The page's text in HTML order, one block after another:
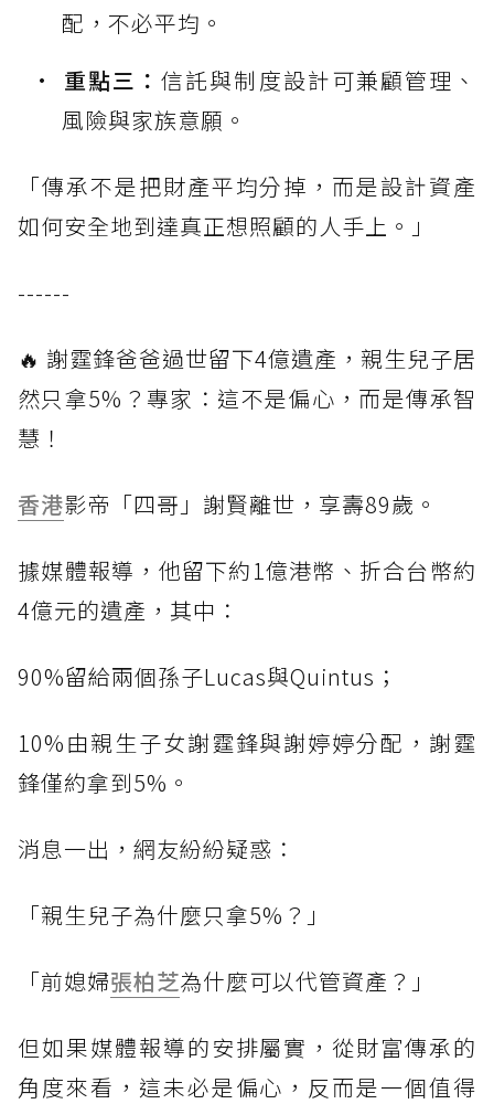
配，不必平均。
重點三：信託與制度設計可兼顧管理、
風險與家族意願。
「傳承不是把財產平均分掉，而是設計資產
如何安全地到達真正想照顧的人手上。」
------
🔥 謝霆鋒爸爸過世留下4億遺產，親生兒子居
然只拿5%？專家：這不是偏心，而是傳承智
慧！
香港影帝「四哥」謝賢離世，享壽89歲。
據媒體報導，他留下約1億港幣、折合台幣約
4億元的遺產，其中：
90%留給兩個孫子Lucas與Quintus；
10%由親生子女謝霆鋒與謝婷婷分配，謝霆
鋒僅約拿到5%。
消息一出，網友紛紛疑惑：
「親生兒子為什麼只拿5%？」
「前媳婦張柏芝為什麼可以代管資產？」
但如果媒體報導的安排屬實，從財富傳承的
角度來看，這未必是偏心，反而是一個值得